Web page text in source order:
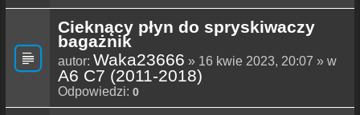
Cieknący płyn do spryskiwaczy
bagażnik
autor: Waka23666 » 16 kwie 2023, 20:07 » w
A6 C7 (2011-2018)
Odpowiedzi: 0